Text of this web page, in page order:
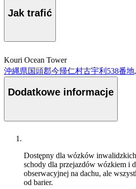
Jak trafić
Kouri Ocean Tower
沖縄県国頭郡今帰仁村古宇利538番地
Dodatkowe informacje
Dostępny dla wózków inwalidzkich
schody dla przejazdów wózkiem i
obserwacyjnej na dachu, ale
od barier.